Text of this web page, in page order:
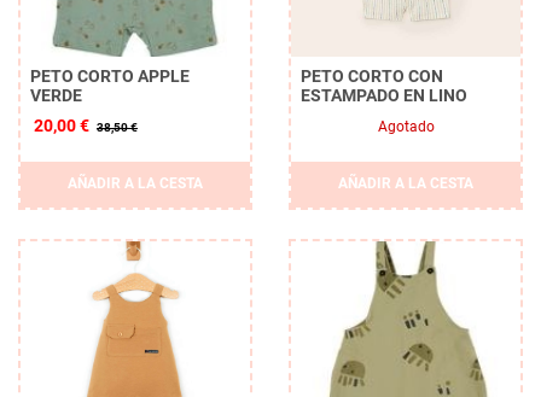
PETO CORTO APPLE
VERDE
20,00 € 38,50 €
AÑADIR A LA CESTA
PETO CORTO CON
ESTAMPADO EN LINO
Agotado
AÑADIR A LA CESTA